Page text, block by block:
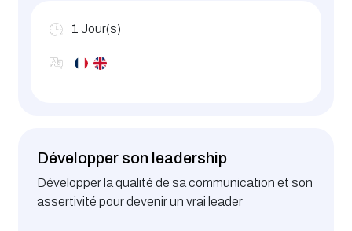
1 Jour(s)
Développer son leadership
Développer la qualité de sa communication et son
assertivité pour devenir un vrai leader